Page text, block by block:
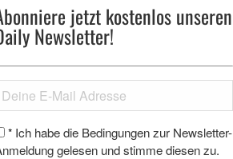
jetzt kostenlos unseren
Newsletter!
* Ich habe die Bedingungen zur Newsletter-
gelesen und stimme diesen zu.